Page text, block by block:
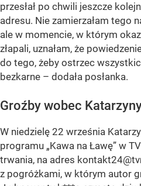
przesłał po chwili jeszcze
adresu. Nie zamierzałam tego
ale w momencie, w którym
złapali, uznałam, że
do tego, żeby ostrzec
bezkarne – dodała posłanka.
Groźby wobec
W niedzielę 22 września
programu „Kawa na Ławę” w
trwania, na adres
z pogróżkami, w którym autor